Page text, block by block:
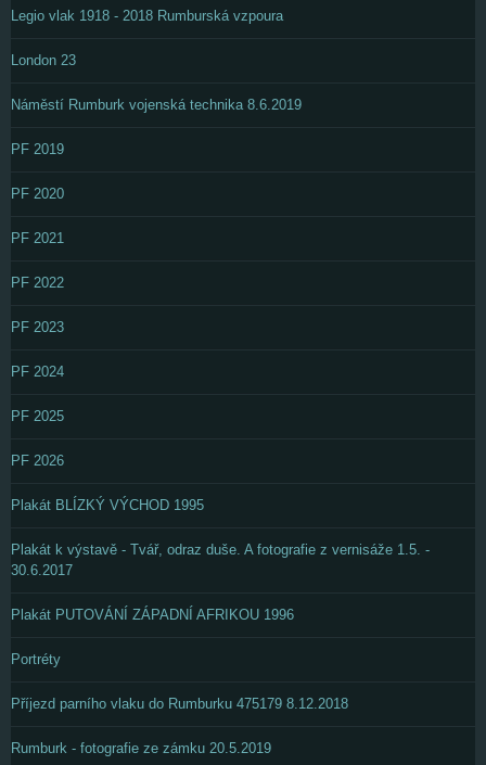
Legio vlak 1918 - 2018 Rumburská vzpoura
London 23
Náměstí Rumburk vojenská technika 8.6.2019
PF 2019
PF 2020
PF 2021
PF 2022
PF 2023
PF 2024
PF 2025
PF 2026
Plakát BLÍZKÝ VÝCHOD 1995
Plakát k výstavě - Tvář, odraz duše. A fotografie z vernisáže 1.5. -
30.6.2017
Plakát PUTOVÁNÍ ZÁPADNÍ AFRIKOU 1996
Portréty
Příjezd parního vlaku do Rumburku 475179 8.12.2018
Rumburk - fotografie ze zámku 20.5.2019